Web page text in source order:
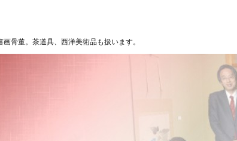
骨董。茶道具、西洋美術品も扱います。